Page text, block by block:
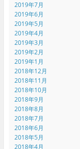
2019年7月
2019年6月
2019年5月
2019年4月
2019年3月
2019年2月
2019年1月
2018年12月
2018年11月
2018年10月
2018年9月
2018年8月
2018年7月
2018年6月
2018年5月
2018年4月